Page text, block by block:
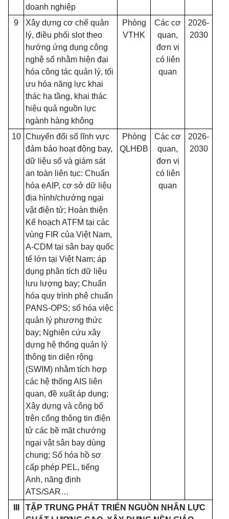
doanh nghiệp
9
Xây dựng cơ chế quản
lý, điều phối slot theo
hướng ứng dụng công
nghệ số nhằm hiện đại
hóa công tác quản lý, tối
ưu hóa năng lực khai
thác hạ tầng, khai thác
hiệu quả nguồn lực
ngành hàng không
Phòng
VTHK
Các cơ
quan,
đơn vị
có liên
quan
2026-
2030
10 Chuyển đổi số lĩnh vực
đảm bảo hoạt động bay,
dữ liệu số và giám sát
an toàn liên tục: Chuẩn
hóa eAIP, cơ sở dữ liệu
địa hình/chướng ngại
vật điện tử; Hoàn thiện
Kế hoạch ATFM tại các
vùng FIR của Việt Nam,
A-CDM tại sân bay quốc
tế lớn tại Việt Nam; áp
dụng phân tích dữ liệu
lưu lượng bay; Chuẩn
hóa quy trình phê chuẩn
PANS-OPS; số hóa việc
quản lý phương thức
bay; Nghiên cứu xây
dựng hệ thống quản lý
thông tin diện rộng
(SWIM) nhằm tích hợp
các hệ thống AIS liên
quan, đề xuất áp dụng;
Xây dựng và công bố
trên cổng thông tin điện
tử các bề mặt chướng
ngại vật sân bay dùng
chung; Số hóa hồ sơ
cấp phép PEL, tiếng
Anh, năng định
ATS/SAR…
Phòng
QLHĐB
Các cơ
quan,
đơn vị
có liên
quan
2026-
2030
TẬP TRUNG PHÁT TRIỂN NGUỒN NHÂN LỰC